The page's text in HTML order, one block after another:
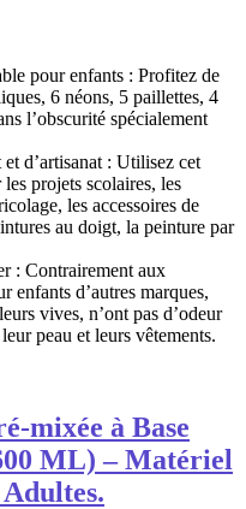
pour enfants : Profitez de
6 néons, 5 paillettes, 4
l’obscurité spécialement
d’artisanat : Utilisez cet
projets scolaires, les
les accessoires de
au doigt, la peinture par
: Contrairement aux
enfants d’autres marques,
vives, n’ont pas d’odeur
peau et leurs vêtements.
mixée à Base
ML) – Matériel